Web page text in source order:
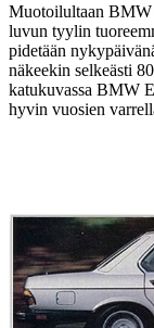
Muotoilultaan BMW
luvun tyylin
pidetään
näkeekin selkeästi
katukuvassa BMW
hyvin vuosien